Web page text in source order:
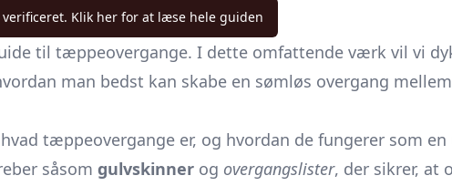
Klik her for at læse hele guiden
til tæppeovergange. I dette omfattende værk vil vi
man bedst kan skabe en sømløs overgang
tæppeovergange er, og hvordan de fungerer som
såsom gulvskinner og overgangslister, der sikrer, at